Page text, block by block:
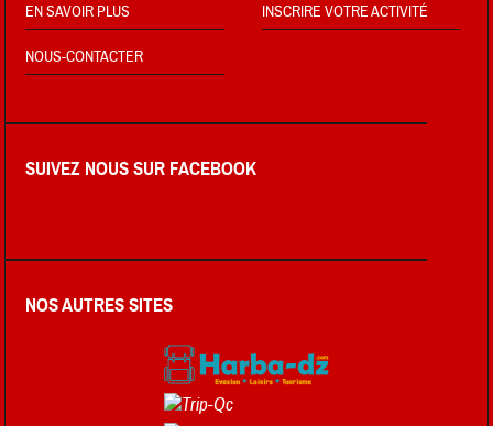
EN SAVOIR PLUS INSCRIRE VOTRE ACTIVITÉ
NOUS-CONTACTER
SUIVEZ NOUS SUR FACEBOOK
NOS AUTRES SITES